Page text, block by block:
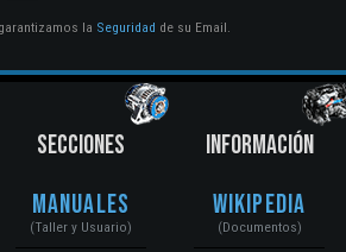
la Seguridad de su Email.
SECCIONES
Manuales
(Taller y Usuario)
INFORMACIÓN
Wikipedia
(Documentos)